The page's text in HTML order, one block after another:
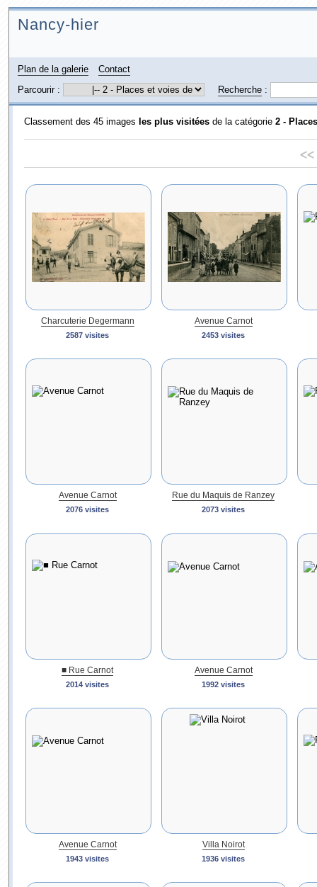
Nancy-hier
Plan de la galerie
Contact
Parcourir :
Recherche:
Classement des 45 images les plus visitéesde la catégorie 2 -
<<
Charcuterie Degermann
2587 visites
Avenue Carnot
2453 visites
Avenue Carnot
2076 visites
Rue du Maquis de Ranzey
2073 visites
■ Rue Carnot
2014 visites
Avenue Carnot
1992 visites
Avenue Carnot
1943 visites
Villa Noirot
1936 visites